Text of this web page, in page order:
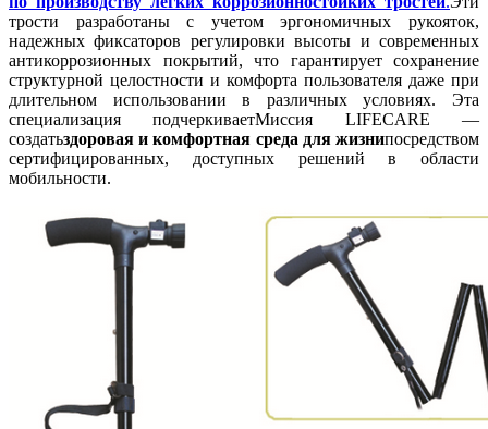
трости разработаны с учетом эргономичных рукояток,
надежных фиксаторов регулировки высоты и современных
антикоррозионных покрытий, что гарантирует сохранение
структурной целостности и комфорта пользователя даже при
длительном использовании в различных условиях. Эта
специализация подчеркиваетМиссия LIFECARE —
создатьздоровая и комфортная среда для жизнипосредством
сертифицированных, доступных решений в области
мобильности.